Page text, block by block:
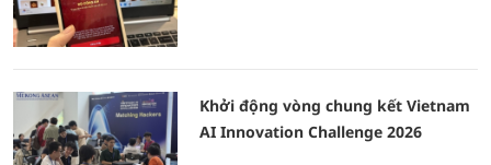
Khởi động vòng chung kết Vietnam
AI Innovation Challenge 2026